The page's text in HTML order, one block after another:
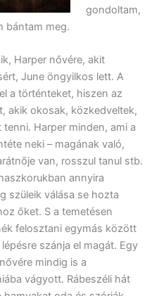
gondoltam,
bántam meg.
Harper nővére, akit
June öngyilkos lett. A
a történteket, hiszen az
akik okosak, közkedveltek,
Harper minden, ami a
neki – magának való,
van, rosszul tanul stb.
annyira
szüleik válása se hozta
őket. S a temetésen
felosztani egymás között
szánja el magát. Egy
mindig is a
vágyott. Rábeszéli hát